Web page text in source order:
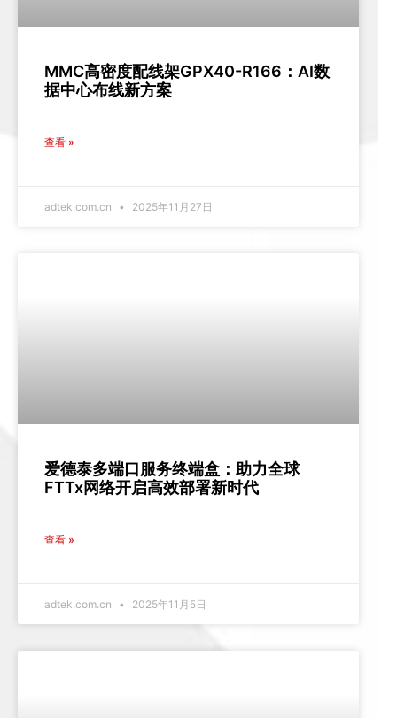
MMC高密度配线架GPX40-R166：AI数
据中心布线新方案
查看 »
adtek.com.cn 2025年11月27日
爱德泰多端口服务终端盒：助力全球
FTTx网络开启高效部署新时代
查看 »
adtek.com.cn 2025年11月5日